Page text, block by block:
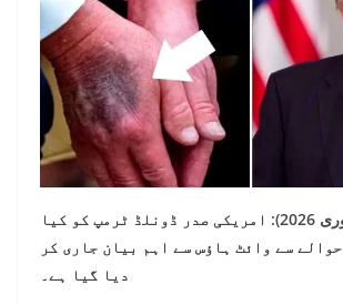
واشنگٹن (23 جنوری 2026): امریکی صدر ڈونلڈ ٹرمپ کو کیا
سے وائٹ ہاؤس سے اہم بیان جاری کر
دیا گیا ہے۔